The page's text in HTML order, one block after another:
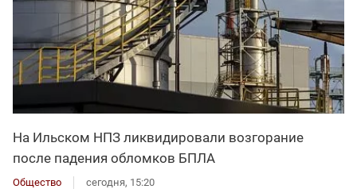
На Ильском НПЗ ликвидировали возгорание
после падения обломков БПЛА
Общество сегодня, 15:20